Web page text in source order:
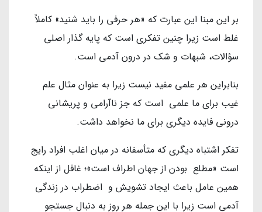
بر این مبنا این عبارت که «هر حرفی را باید شنید» کاملاً
غلط است زیرا چنین تفکری است که پایه گذار اصلی
سؤالات، شبهات و شک در درون آدمی است.
بنابراین هر علمی مفید نیست زیرا به عنوان مثال علم
غیب برای ما علمی است که جز ناآرامی و پریشانی
درونی فایده دیگری برای ما نخواهد داشت.
تفکر اشتباه دیگری که متأسفانه در میان اغلب افراد رایج
است «مطلع بودن از جهان اطراف است»؛ غافل از اینکه
همین عامل باعث ایجاد تشویش و اضطراب در زندگی
آدمی است زیرا با این جمله هر روز به دنبال جستجو